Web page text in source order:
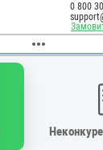
0 800